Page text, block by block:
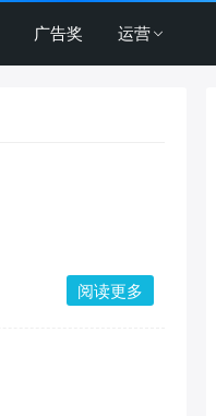
广告奖 运营
阅读更多